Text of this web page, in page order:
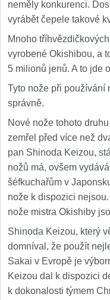
neměly konkurenci.
vyrábět čepele takové
Mnoho
vyrobené Okishibou, a
5 milionů jenů. A to jde
Tyto nože při používání
správně.
Nové nože tohoto
zemřel před více než
pan Shinoda Keizou,
nožů má, ovšem
šéfkuchařům v
nože k dispozici
nože mistra Okishiby
Shinoda Keizou, který
domníval, že použít
Sakai v Evropě je
Keizou dal k dispozici
k dokonalosti týmem